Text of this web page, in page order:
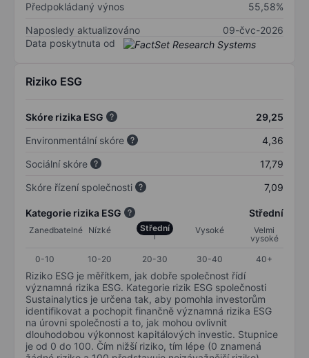
Předpokládaný výnos
55,58%
Naposledy aktualizováno
09-čvc-2026
Data poskytnuta od
Riziko ESG
Skóre rizika ESG
29,25
Environmentální skóre
4,36
Sociální skóre
17,79
Skóre řízení společnosti
7,09
Kategorie rizika ESG Střední
Zanedbatelné Nízké Střední Vysoké
Velmi
vysoké
0-10
10-20 20-30 30-40 40+
Riziko ESG je měřítkem, jak dobře společnost řídí
významná rizika ESG. Kategorie rizik ESG společnosti
Sustainalytics je určena tak, aby pomohla investorům
identifikovat a pochopit finančně významná rizika ESG
na úrovni společnosti a to, jak mohou ovlivnit
dlouhodobou výkonnost kapitálových investic. Stupnice
je od 0 do 100. Čím nižší riziko, tím lépe (0 znamená